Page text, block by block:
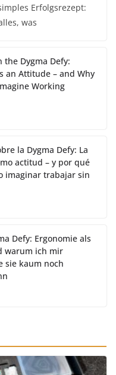
Erfolgsrezept:
was
the Dygma Defy:
an Attitude – and Why
Working
la Dygma Defy: La
actitud – y por qué
imaginar trabajar sin
Defy: Ergonomie als
warum ich mir
sie kaum noch